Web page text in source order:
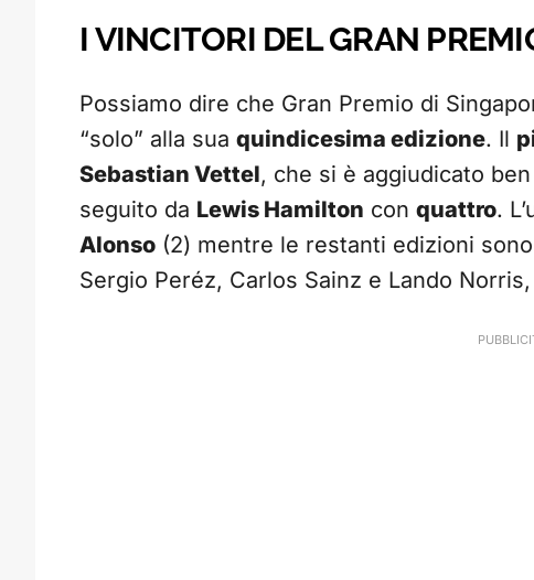
I VINCITORI DEL GRAN
Possiamo dire che Gran Premio di
“solo” alla sua quindicesima edizione. Il
Sebastian Vettel, che si è aggiudicato ben
seguito da Lewis Hamilton con quattro.
Alonso (2) mentre le restanti edizioni
Sergio Peréz, Carlos Sainz e Lando